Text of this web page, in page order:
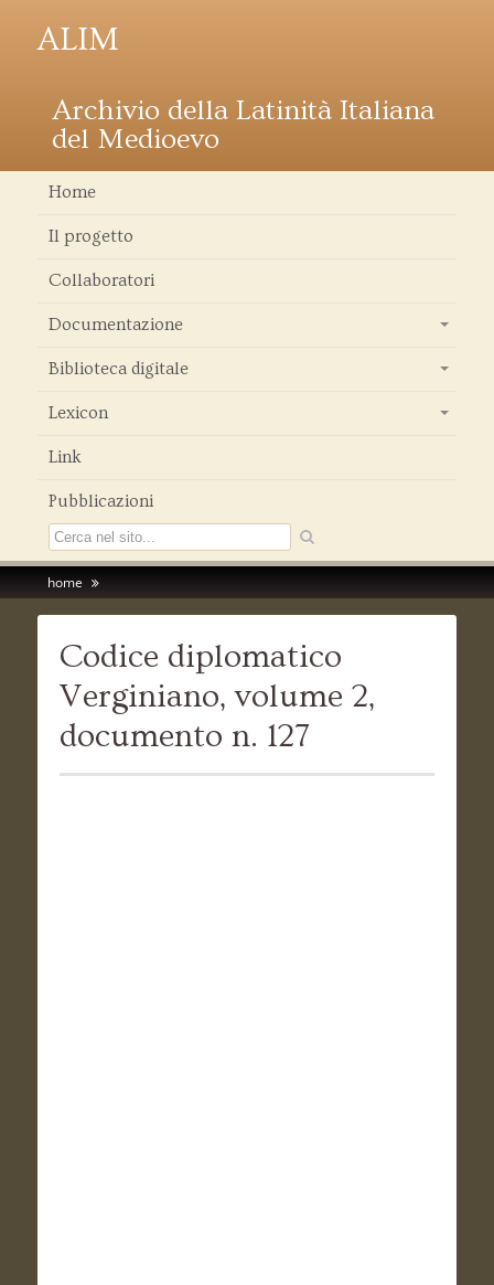
ALIM
Archivio della Latinità Italiana
del Medioevo
Home
Il progetto
Collaboratori
Documentazione
Biblioteca digitale
Lexicon
Link
Pubblicazioni
home
Codice diplomatico
Verginiano, volume 2,
documento n. 127